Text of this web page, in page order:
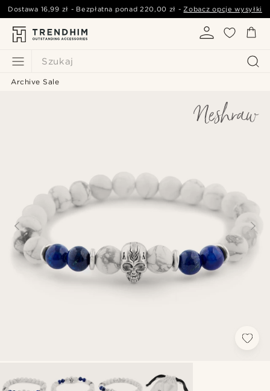
Szukaj
Dostawa 16,99 zł - Bezpłatna ponad220,00 zł -Zobacz opcje wysyłki
Archive Sale